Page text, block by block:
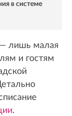
в системе
— лишь малая
и гостям
.